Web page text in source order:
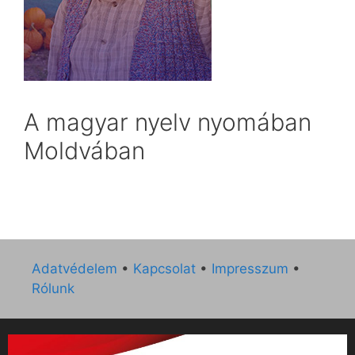
A magyar nyelv nyomában
Moldvában
Adatvédelem • Kapcsolat • Impresszum •
Rólunk